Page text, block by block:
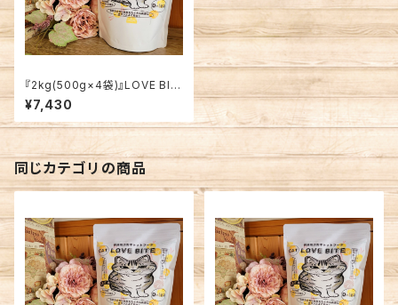
『2kg(500g×4袋)』LOVE BIT
E キャット【愛猫用】
¥7,430
同じカテゴリの商品